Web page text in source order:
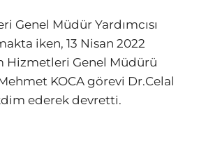
Genel Müdür Yardımcısı
iken, 13 Nisan 2022
Hizmetleri Genel Müdürü
KOCA görevi Dr.Celal
ederek devretti.